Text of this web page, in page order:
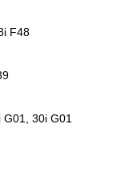
F48
G01, 30i G01